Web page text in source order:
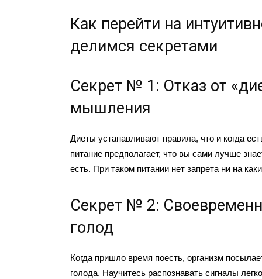
Как перейти на
делимся секретами
Секрет № 1: Отказ от
мышления
Диеты устанавливают правила, что и когда
питание предполагает, что вы сами лучше
есть. При таком питании нет запрета ни на
Секрет № 2:
голод
Когда пришло время поесть, организм
голода. Научитесь распознавать сигналы